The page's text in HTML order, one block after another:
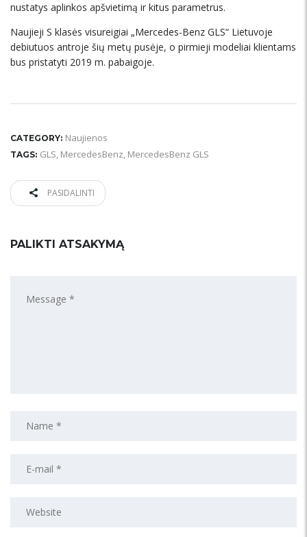
nustatys aplinkos apšvietimą ir kitus parametrus.
Naujieji S klasės visureigiai „Mercedes-Benz GLS“ Lietuvoje
debiutuos antroje šių metų pusėje, o pirmieji modeliai klientams
bus pristatyti 2019 m. pabaigoje.
CATEGORY: Naujienos
TAGS: GLS, MercedesBenz, MercedesBenz GLS
PASIDALINTI
PALIKTI ATSAKYMĄ